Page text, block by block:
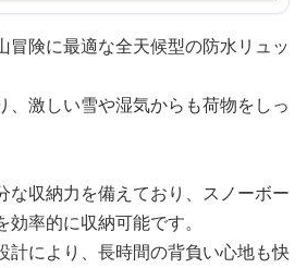
冒険に最適な全天候型の防水リュッ
、激しい雪や湿気からも荷物をしっ
な収納力を備えており、スノーボー
効率的に収納可能です。
計により、長時間の背負い心地も快